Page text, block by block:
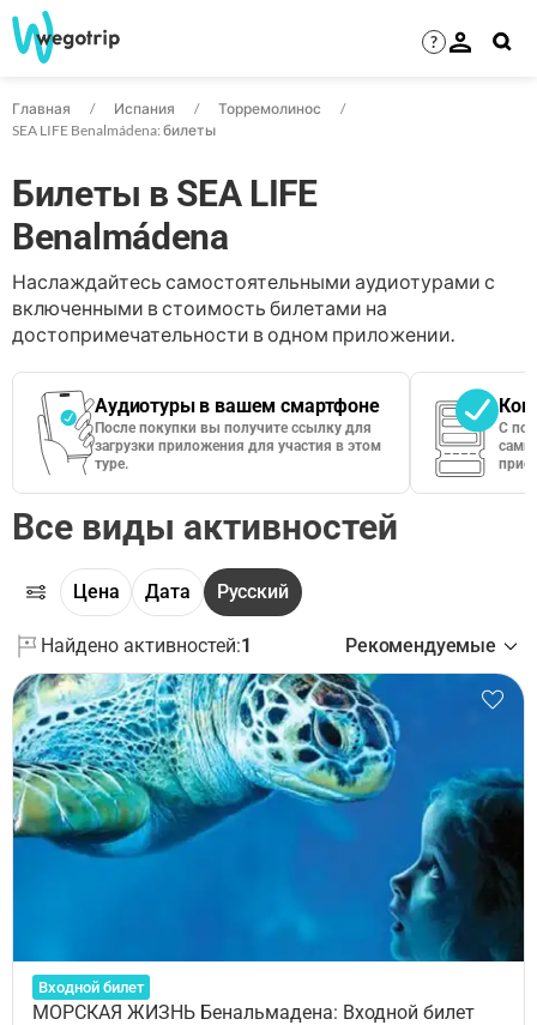
?
Главная Испания
Торремолинос
SEA LIFE Benalmádena: билеты
Билеты в SEA LIFE
Benalmádena
Наслаждайтесь самостоятельными аудиотурами с
включенными в стоимость билетами на
достопримечательности в одном приложении.
Аудиотуры в вашем смартфоне
После покупки вы получите ссылку для
загрузки приложения для участия в этом
туре.
С
сами
Все виды активностей
Цена Дата Русский
Найдено активностей:1 Рекомендуемые
Входной билет
МОРСКАЯ ЖИЗНЬ Бенальмадена: Входной билет